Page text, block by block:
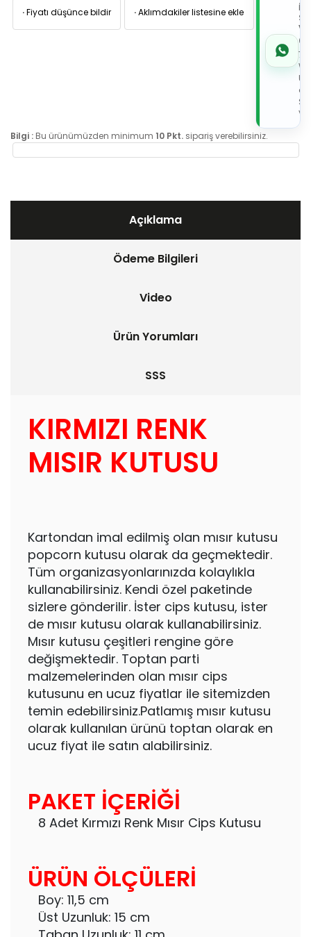
·Fiyatı düşünce bildir ·Aklımdakiler listesine ekle
İLE
de
Bilgi : Bu ürünümüzden minimum 10 Pkt. sipariş verebilirsiniz.
Açıklama
Ödeme Bilgileri
Video
Ürün Yorumları
SSS
KIRMIZI RENK
MISIR KUTUSU
Kartondan imal edilmiş olan mısır kutusu
popcorn kutusu olarak da geçmektedir.
Tüm organizasyonlarınızda kolaylıkla
kullanabilirsiniz. Kendi özel paketinde
sizlere gönderilir. İster cips kutusu, ister
de mısır kutusu olarak kullanabilirsiniz.
Mısır kutusu çeşitleri rengine göre
değişmektedir. Toptan parti
malzemelerinden olan mısır cips
kutusunu en ucuz fiyatlar ile sitemizden
temin edebilirsiniz.Patlamış mısır kutusu
olarak kullanılan ürünü toptan olarak en
ucuz fiyat ile satın alabilirsiniz.
PAKET İÇERİĞİ
8 Adet Kırmızı Renk Mısır Cips Kutusu
ÜRÜN ÖLÇÜLERİ
Boy: 11,5 cm
Üst Uzunluk: 15 cm